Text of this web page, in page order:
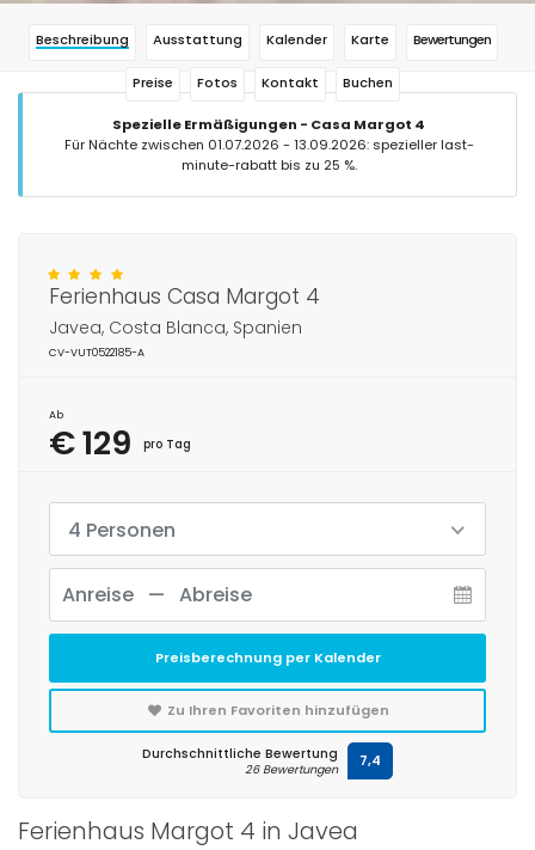
Beschreibung Ausstattung Kalender Karte Bewertungen
Preise Fotos Kontakt Buchen
Spezielle Ermäßigungen - Casa Margot 4
Für Nächte zwischen 01.07.2026 - 13.09.2026: spezieller last-
minute-rabatt bis zu 25 %.
Ferienhaus Margot 4 in Javea
Ferienhaus Casa Margot 4
Javea, Costa Blanca, Spanien
CV-VUT0522185-A
Ab
€ 129 pro Tag
4 Personen
Preisberechnung per Kalender
Zu Ihren Favoriten hinzufügen
Durchschnittliche Bewertung
26 Bewertungen 7,4